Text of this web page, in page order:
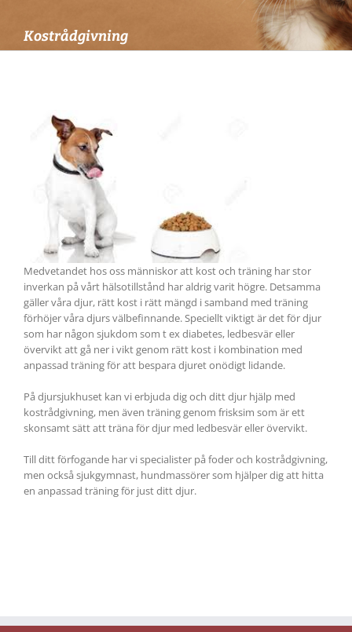
Kostrådgivning
Medvetandet hos oss människor att kost och träning har stor
inverkan på vårt hälsotillstånd har aldrig varit högre. Detsamma
gäller våra djur, rätt kost i rätt mängd i samband med träning
förhöjer våra djurs välbefinnande. Speciellt viktigt är det för djur
som har någon sjukdom som t ex diabetes, ledbesvär eller
övervikt att gå ner i vikt genom rätt kost i kombination med
anpassad träning för att bespara djuret onödigt lidande.
På djursjukhuset kan vi erbjuda dig och ditt djur hjälp med
kostrådgivning, men även träning genom frisksim som är ett
skonsamt sätt att träna för djur med ledbesvär eller övervikt.
Till ditt förfogande har vi specialister på foder och kostrådgivning,
men också sjukgymnast, hundmassörer som hjälper dig att hitta
en anpassad träning för just ditt djur.